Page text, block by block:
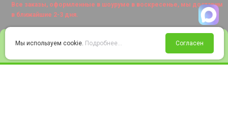
Войти Избранное Корзина
Все заказы, оформленные в шоуруме в воскресенье, мы доставим
в ближайшие 2-3 дня.
Мы используем cookie. Подробнее... Согласен